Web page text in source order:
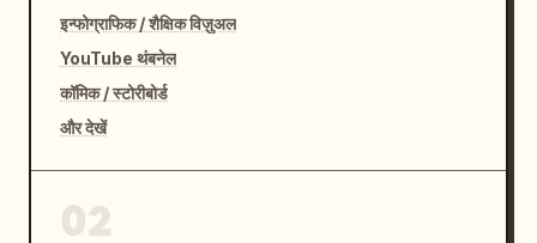
इन्फोग्राफिक / शैक्षिक विज़ुअल
YouTube थंबनेल
कॉमिक / स्टोरीबोर्ड
और देखें